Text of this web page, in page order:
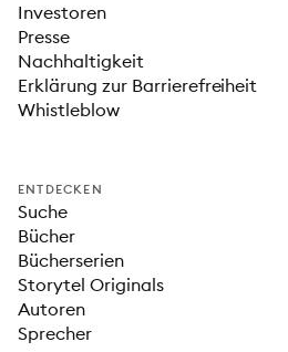
Investoren
Presse
Nachhaltigkeit
Erklärung zur Barrierefreiheit
Whistleblow
ENTDECKEN
Suche
Bücher
Bücherserien
Storytel Originals
Autoren
Sprecher